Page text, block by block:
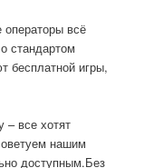
операторы всё
стандартом
бесплатной игры,
– все хотят
нашим
доступным.Без